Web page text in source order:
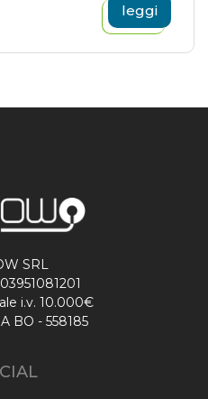
leggi
SRL
i.v. 10.000€
BO - 558185